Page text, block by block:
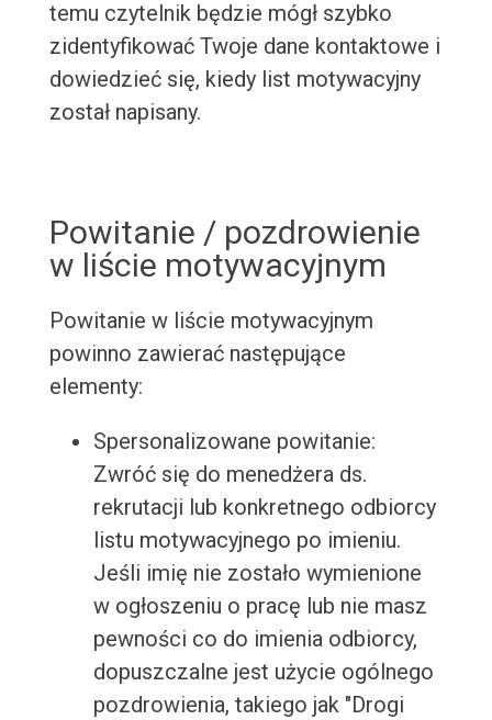
temu czytelnik będzie mógł szybko
zidentyfikować Twoje dane kontaktowe i
dowiedzieć się, kiedy list motywacyjny
został napisany.
Powitanie / pozdrowienie
w liście motywacyjnym
Powitanie w liście motywacyjnym
powinno zawierać następujące
elementy:
Spersonalizowane powitanie:
Zwróć się do menedżera ds.
rekrutacji lub konkretnego odbiorcy
listu motywacyjnego po imieniu.
Jeśli imię nie zostało wymienione
w ogłoszeniu o pracę lub nie masz
pewności co do imienia odbiorcy,
dopuszczalne jest użycie ogólnego
pozdrowienia, takiego jak "Drogi